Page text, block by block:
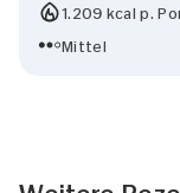
1.209 kcal p.
Mittel